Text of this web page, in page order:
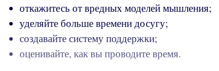
откажитесь от вредных моделей мышления;
уделяйте больше времени досугу;
создавайте систему поддержки;
оценивайте, как вы проводите время.